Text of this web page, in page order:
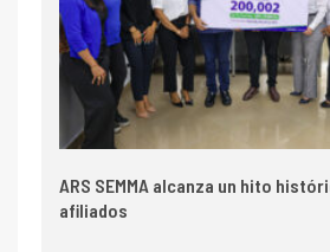
ARS SEMMA alcanza un hito
afiliados